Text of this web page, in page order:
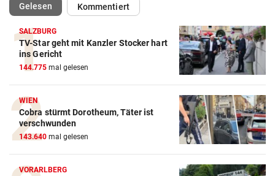
Gelesen(ausgewählt)Kommentiert
SALZBURG
TV-Star geht mit Kanzler Stocker hart
ins Gericht
144.775 mal gelesen
WIEN
Cobra stürmt Dorotheum, Täter ist
verschwunden
143.640 mal gelesen
VORARLBERG